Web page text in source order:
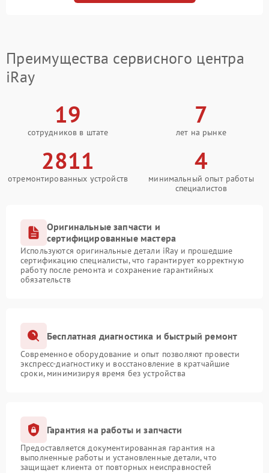
Преимущества сервисного центра
iRay
19
сотрудников в штате
7
лет на рынке
2811
отремонтированных устройств
4
минимальный опыт работы
специалистов
Оригинальные запчасти и
сертифицированные мастера
Используются оригинальные детали iRay и прошедшие
сертификацию специалисты, что гарантирует корректную
работу после ремонта и сохранение гарантийных
обязательств
Бесплатная диагностика и быстрый ремонт
Современное оборудование и опыт позволяют провести
экспресс-диагностику и восстановление в кратчайшие
сроки, минимизируя время без устройства
Гарантия на работы и запчасти
Предоставляется документированная гарантия на
выполненные работы и установленные детали, что
защищает клиента от повторных неисправностей